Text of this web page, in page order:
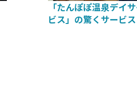
「たんぽぽ温泉デイ
ビス」の驚くサービス